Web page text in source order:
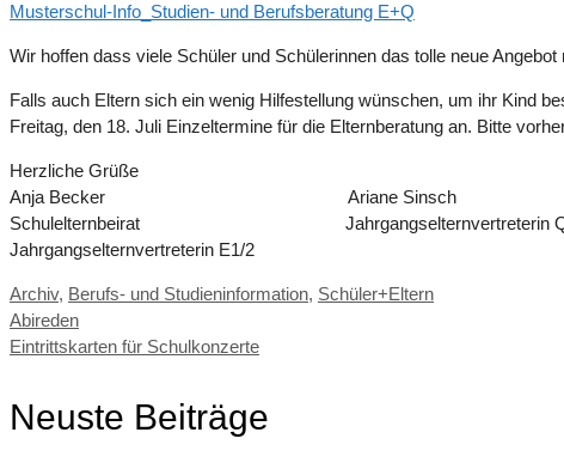
Musterschul-Info_Studien- und Berufsberatung E+Q
Wir hoffen dass viele Schüler und Schülerinnen das tolle neue
Falls auch Eltern sich ein wenig Hilfestellung wünschen, um ihr Kind
Freitag, den 18. Juli Einzeltermine für die Elternberatung an. Bitte
Herzliche Grüße
Anja Becker Ariane Sinsch
Schulelternbeirat Jahrgangselternvertreterin
Jahrgangselternvertreterin E1/2
Kategorien
Archiv, Berufs- und Studieninformation, Schüler+Eltern
Abireden
Eintrittskarten für Schulkonzerte
Neuste Beiträge